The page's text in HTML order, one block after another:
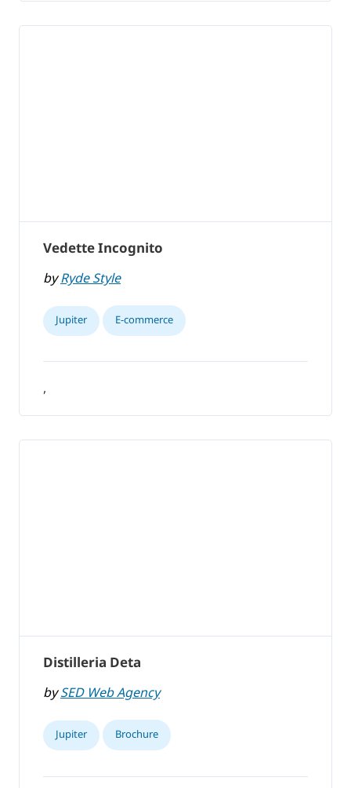
Vedette Incognito
byRyde Style
Jupiter E-commerce
,
Distilleria Deta
bySED Web Agency
Jupiter Brochure